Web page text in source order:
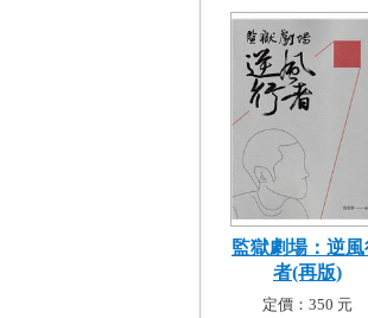
監獄劇場：逆風
者(再版)
定價：350 元